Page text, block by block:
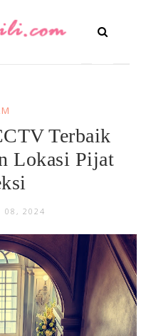
Terbaik
Lokasi Pijat
08, 2024